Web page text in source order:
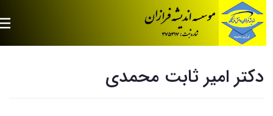
دکتر امیر ثابت محمدی